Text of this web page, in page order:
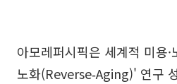
아모레퍼시픽은 세계적 미용
노화(Reverse‑Aging)' 연구